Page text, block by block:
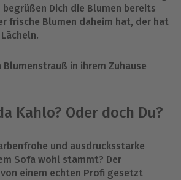
begrüßen Dich die Blumen bereits
frische Blumen daheim hat, der hat
Kahlo? Oder doch Du?
und ausdrucksstarke
Sofa wohl stammt? Der
einem echten Profi gesetzt